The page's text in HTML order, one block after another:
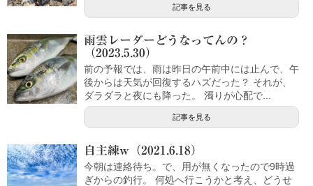
記事を見る
雨雲レーダーどうなってんの？
（2023.5.30）
前の予報では、雨は昨日の午前中には止んで、午
後からは天気が回復するハズだった？ それが、
ダラダラと夜にも降った。 濁りが心配で...
記事を見る
自主練w（2021.6.18）
今朝は連絡待ち。で、用が無くなったので9時過
ぎからの釣行。 何処へ行こうかと考え、どうせ